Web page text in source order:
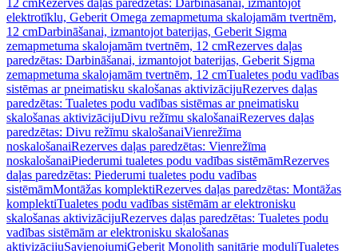
12 cmRezerves daļas paredzētas: Darbināšanai, izmantojot
elektrotīklu, Geberit Omega zemapmetuma skalojamām tvertnēm,
12 cmDarbināšanai, izmantojot baterijas, Geberit Sigma
zemapmetuma skalojamām tvertnēm, 12 cmRezerves daļas
paredzētas: Darbināšanai, izmantojot baterijas, Geberit Sigma
zemapmetuma skalojamām tvertnēm, 12 cmTualetes podu vadības
sistēmas ar pneimatisku skalošanas aktivizācijuRezerves daļas
paredzētas: Tualetes podu vadības sistēmas ar pneimatisku
skalošanas aktivizācijuDivu režīmu skalošanaiRezerves daļas
paredzētas: Divu režīmu skalošanaiVienrežīma
noskalošanaiRezerves daļas paredzētas: Vienrežīma
noskalošanaiPiederumi tualetes podu vadības sistēmāmRezerves
daļas paredzētas: Piederumi tualetes podu vadības
sistēmāmMontāžas komplektiRezerves daļas paredzētas: Montāžas
komplektiTualetes podu vadības sistēmām ar elektronisku
skalošanas aktivizācijuRezerves daļas paredzētas: Tualetes podu
vadības sistēmām ar elektronisku skalošanas
aktivizācijuSavienojumiGeberit Monolith sanitārie moduļiTualetes